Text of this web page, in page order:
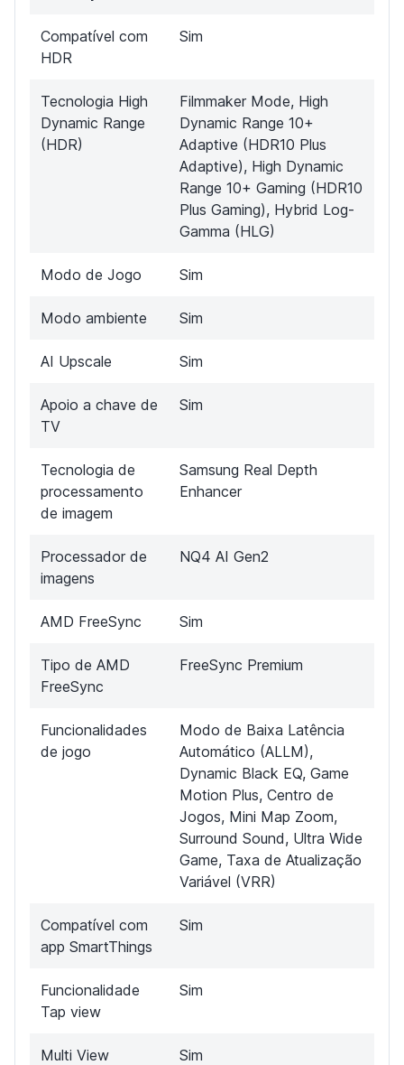
Compatível com
HDR
Sim
Tecnologia High
Dynamic Range
(HDR)
Filmmaker Mode, High
Dynamic Range 10+
Adaptive (HDR10 Plus
Adaptive), High Dynamic
Range 10+ Gaming (HDR10
Plus Gaming), Hybrid Log-
Gamma (HLG)
Modo de Jogo Sim
Modo ambiente Sim
AI Upscale Sim
Apoio a chave de
TV
Sim
Tecnologia de
processamento
de imagem
Samsung Real Depth
Enhancer
Processador de
imagens
NQ4 AI Gen2
AMD FreeSync Sim
Tipo de AMD
FreeSync
FreeSync Premium
Funcionalidades
de jogo
Modo de Baixa Latência
Automático (ALLM),
Dynamic Black EQ, Game
Motion Plus, Centro de
Jogos, Mini Map Zoom,
Surround Sound, Ultra Wide
Game, Taxa de Atualização
Variável (VRR)
Compatível com
app SmartThings
Sim
Funcionalidade
Tap view
Sim
Multi View Sim